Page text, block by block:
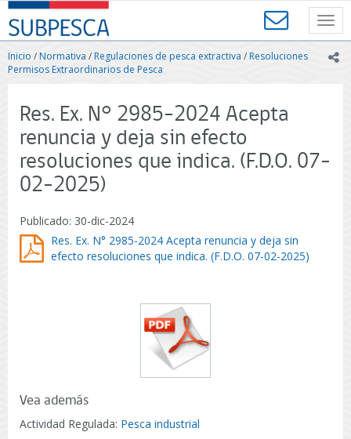
Contenido
principal
SUBPESCA
-
Subsecretaría
de
Acuicultura
Gobierno
de
Chile
Inicio /Normativa / Regulaciones de pesca extractiva / Resoluciones
Permisos Extraordinarios de Pesca
Res. Ex. N° 2985-2024 Acepta
renuncia y deja sin efecto
resoluciones que indica. (F.D.O. 07-
02-2025)
Publicado: 30-dic-2024
Res. Ex. N° 2985-2024 Acepta renuncia y deja sin
efecto resoluciones que indica. (F.D.O. 07-02-2025)
Vea además
Actividad Regulada: Pesca industrial